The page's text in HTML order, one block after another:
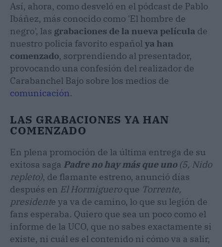
Así, ahora, como desveló en el pódcast de Pablo
Ibáñez, más conocido como 'El hombre de
negro', las grabaciones de la nueva película de
nuestro policía favorito españolya han
comenzado, sorprendiendo al presentador,
provocando una confesión del realizador de
Carabanchel Bajo sobre los medios de
comunicación.
LAS GRABACIONES YA HAN
COMENZADO
En plena promoción de la última entrega de su
exitosa saga Padre no hay más que uno(5, Nido
repleto), de flamante estreno, anunció días
después en El Hormigueroque Torrente,
presidente ya va de camino, lo que su legión de
fans esperaba. Quiero que sea un poco como el
informe de la UCO, que no sabes exactamente si
existe, ni cuál es el contenido ni cómo va a salir,